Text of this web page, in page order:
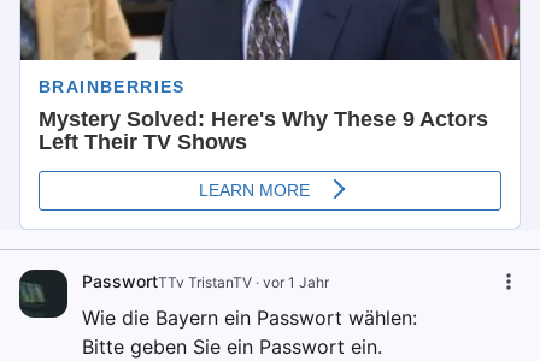
PasswortTTv TristanTV · vor 1 Jahr
Wie die Bayern ein Passwort wählen:
Bitte geben Sie ein Passwort ein.